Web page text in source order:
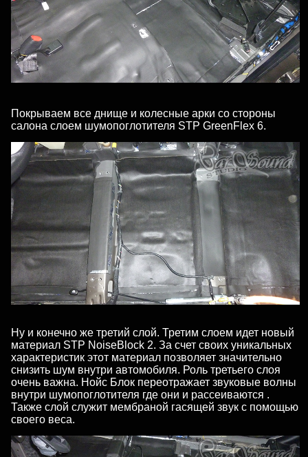
Покрываем все днище и колесные арки со стороны
салона слоем шумопоглотителя STP GreenFlex 6.
Ну и конечно же третий слой. Третим слоем идет новый
материал STP NoiseBlock 2. За счет своих уникальных
характеристик этот материал позволяет значительно
снизить шум внутри автомобиля. Роль третьего слоя
очень важна. Нойс Блок переотражает звуковые волны
внутри шумопоглотителя где они и рассеиваются .
Также слой служит мембраной гасящей звук с помощью
своего веса.